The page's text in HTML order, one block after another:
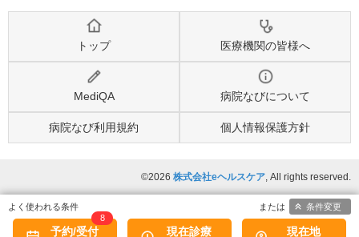
トップ 医療機関の皆様へ
MediQA 病院なびについて
病院なび利用規約 個人情報保護方針
©2026 株式会社eヘルスケア, All rights reserved.
予約/受付
8
現在診療 現在地
条件変更